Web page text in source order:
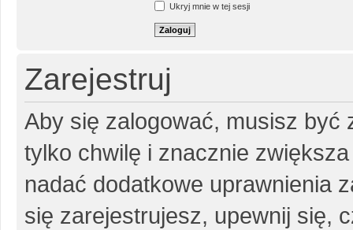
Ukryj mnie w tej sesji
Zarejestruj
Aby się zalogować, musisz być
tylko chwilę i znacznie
nadać dodatkowe uprawnienia
się zarejestrujesz, upewnij się,